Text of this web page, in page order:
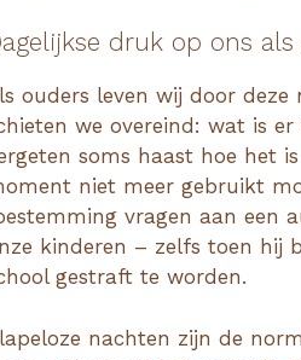
druk op ons
ouders leven wij door
we overeind: wat is
soms haast hoe het
niet meer gebruikt
vragen aan een
kinderen – zelfs toen hij
gestraft te worden.
nachten zijn de